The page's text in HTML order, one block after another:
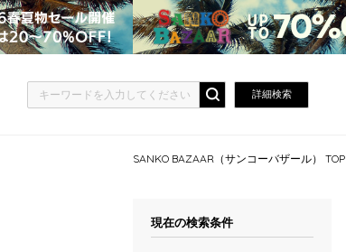
詳細検索
SANKO BAZAAR（サンコーバザール） TOP
現在の検索条件